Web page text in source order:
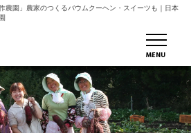
農園」農家のつくるバウムクーヘン・スイーツも｜日本
MENU